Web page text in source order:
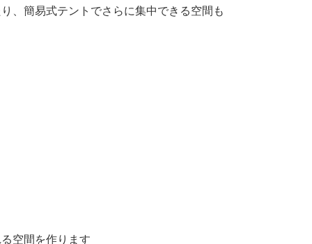
、簡易式テントでさらに集中できる空間も
空間を作ります